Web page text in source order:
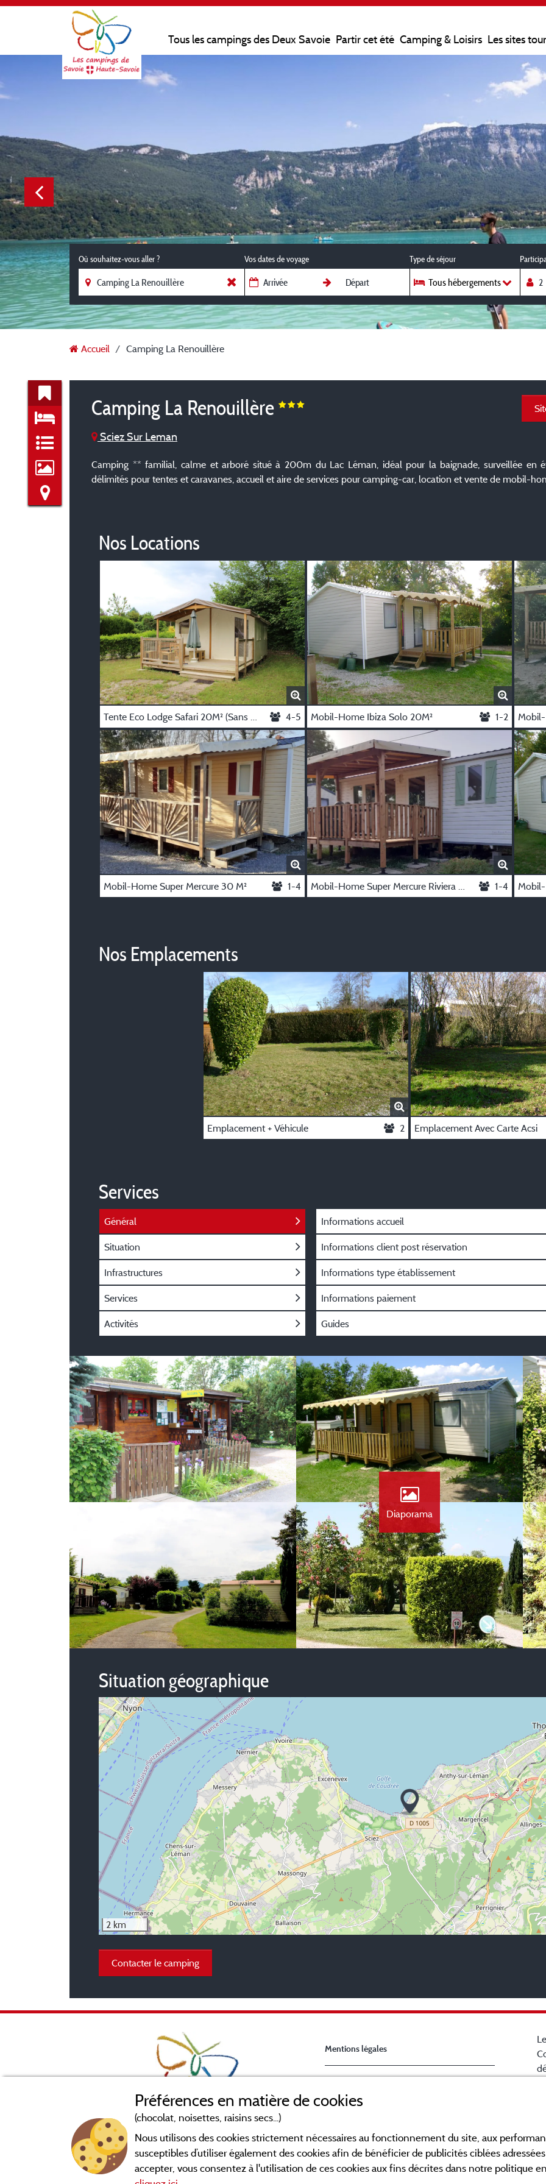
Tous les campings des Deux Savoie Partir cet été Camping & Loisirs Les sites
Où souhaitez-vous aller ? Vos dates de voyage Type de séjour
Tous hébergements
Accueil Camping La Renouillère
Camping La Renouillère
Sciez Sur Leman
Camping ** familial, calme et arboré situé à 200m du Lac Léman, idéal pour la baignade, surveillée en
délimités pour tentes et caravanes, accueil et aire de services pour camping-car, location et vente de mobil-
Nos Locations
Tente Eco Lodge Safari 20M² (Sans Sanitaires) 4-5 Mobil-Home Ibiza Solo 20M² 1-2 Mobil-
Mobil-Home Super Mercure 30 M² 1-4 Mobil-Home Super Mercure Riviera 29 M² 1-4
Nos Emplacements
Emplacement + Véhicule 2 Emplacement Avec Carte Acsi
Services
Général
Situation
Infrastructures
Services
Activités
Informations accueil
Informations client post réservation
Informations type établissement
Informations paiement
Guides
Diaporama
Situation géographique
2 km
Contacter le camping
Mentions légales
CGV
Préférences en matière de cookies
(chocolat, noisettes, raisins secs...)
Nous utilisons des cookies strictement nécessaires au fonctionnement du site, aux
susceptibles d’utiliser également des cookies afin de bénéficier de publicités ciblées
accepter, vous consentez à l'utilisation de ces cookies aux fins décrites dans notre politique